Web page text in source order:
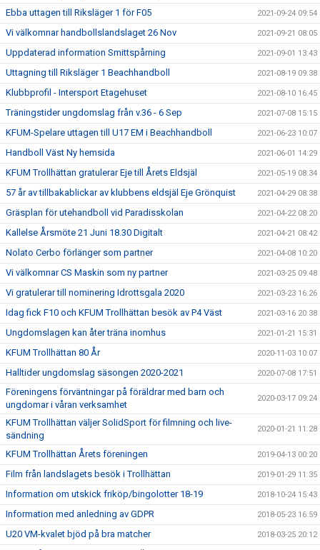
Ebba uttagen till Riksläger 1 för F05 2021-09-24 09:54
Vi välkomnar handbollslandslaget 26 Nov 2021-09-21 08:05
Uppdaterad information Smittspårning 2021-09-01 13:43
Uttagning till Riksläger 1 Beachhandboll 2021-08-19 09:38
Klubbprofil - Intersport Etagehuset 2021-08-10 16:45
Träningstider ungdomslag från v.36 - 6 Sep 2021-07-08 15:15
KFUM-Spelare uttagen till U17 EM i Beachhandboll 2021-06-23 10:07
Handboll Väst Ny hemsida 2021-06-01 14:29
KFUM Trollhättan gratulerar Eje till Årets Eldsjäl 2021-05-19 08:34
57 år av tillbakablickar av klubbens eldsjäl Eje Grönquist 2021-04-29 08:38
Gräsplan för utehandboll vid Paradisskolan 2021-04-22 08:20
Kallelse Årsmöte 21 Juni 18.30 Digitalt 2021-04-21 08:42
Nolato Cerbo förlänger som partner 2021-04-08 10:20
Vi välkomnar CS Maskin som ny partner 2021-03-25 09:48
Vi gratulerar till nominering Idrottsgala 2020 2021-03-23 16:26
Idag fick F10 och KFUM Trollhättan besök av P4 Väst 2021-03-16 20:38
Ungdomslagen kan åter träna inomhus 2021-01-21 15:31
KFUM Trollhättan 80 År 2020-11-03 10:07
Halltider ungdomslag säsongen 2020-2021 2020-07-08 17:51
Föreningens förväntningar på föräldrar med barn och
ungdomar i våran verksamhet
2020-03-17 09:24
KFUM Trollhättan väljer SolidSport för filmning och live-
sändning
2020-01-21 11:28
KFUM Trollhättan Årets föreningen 2019-04-13 00:20
Film från landslagets besök i Trollhättan 2019-01-29 11:35
Information om utskick friköp/bingolotter 18-19 2018-10-24 15:43
Information med anledning av GDPR 2018-05-23 16:59
U20 VM-kvalet bjöd på bra matcher 2018-03-25 20:12